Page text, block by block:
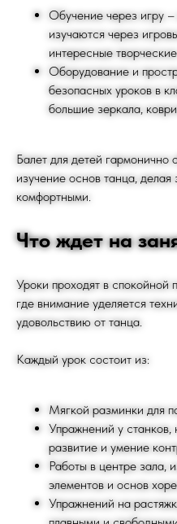
Обучение через игру
изучаются через
интересные
Оборудование и
безопасных уроков в
большие зеркала,
Балет для детей гармонично
изучение основ танца,
комфортными.
Что ждет на
Уроки проходят в
где внимание уделяется
удовольствию от танца.
Каждый урок состоит из:
Мягкой разминки для
Упражнений у
развитие и умение
Работы в центре зала,
элементов и основ
Упражнений на